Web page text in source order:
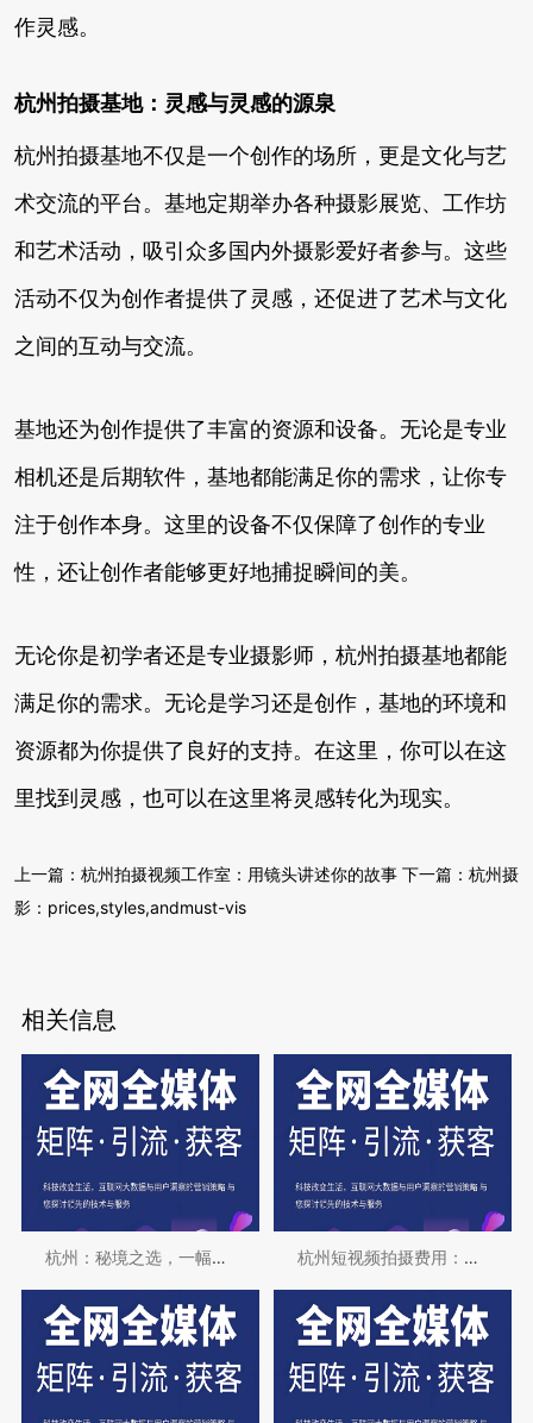
作灵感。
杭州拍摄基地：灵感与灵感的源泉
杭州拍摄基地不仅是一个创作的场所，更是文化与艺
术交流的平台。基地定期举办各种摄影展览、工作坊
和艺术活动，吸引众多国内外摄影爱好者参与。这些
活动不仅为创作者提供了灵感，还促进了艺术与文化
之间的互动与交流。
基地还为创作提供了丰富的资源和设备。无论是专业
相机还是后期软件，基地都能满足你的需求，让你专
注于创作本身。这里的设备不仅保障了创作的专业
性，还让创作者能够更好地捕捉瞬间的美。
无论你是初学者还是专业摄影师，杭州拍摄基地都能
满足你的需求。无论是学习还是创作，基地的环境和
资源都为你提供了良好的支持。在这里，你可以在这
里找到灵感，也可以在这里将灵感转化为现实。
上一篇： 杭州拍摄视频工作室：用镜头讲述你的故事 下一篇： 杭州摄
影：prices,styles,andmust-vis
相关信息
杭州：秘境之选，一幅都市中的诗意画卷 杭州短视频拍摄费用：专业团队，精准定位！